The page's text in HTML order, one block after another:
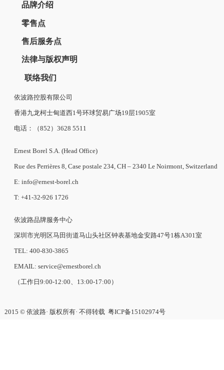
品牌介绍
零售点
售后服务点
法律与版权声明
联络我们
依波路控股有限公司
香港九龙柯士甸道西1号环球贸易广场19层1905室
电话：（852）3628 5511
Ernest Borel S.A. (Head Office)
Rue des Perrières 8, Case postale 234, CH – 2340 Le Noirmont, Switzerland
E: info@ernest-borel.ch
T: +41-32-926 1726
依波路品牌服务中心
深圳市光明区马田街道马山头社区钟表基地金安路47号1栋A301室
TEL: 400-830-3865
EMAIL: service@ernestborel.ch
（工作日9:00-12:00、13:00-17:00）
2015 © 依波路· 版权所有· 不得转载粤ICP备15102974号